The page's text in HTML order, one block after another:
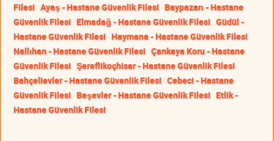
Filesi Ayaş - Hastane Güvenlik Filesi Baypazarı - Hastane
Güvenlik Filesi Elmadağ - Hastane Güvenlik Filesi Güdül -
Hastane Güvenlik Filesi Haymana - Hastane Güvenlik Filesi
Nallıhan - Hastane Güvenlik Filesi Çankaya Koru - Hastane
Güvenlik Filesi Şereflikoçhisar - Hastane Güvenlik Filesi
Bahçelievler - Hastane Güvenlik Filesi Cebeci - Hastane
Güvenlik Filesi Beşevler - Hastane Güvenlik Filesi Etlik -
Hastane Güvenlik Filesi